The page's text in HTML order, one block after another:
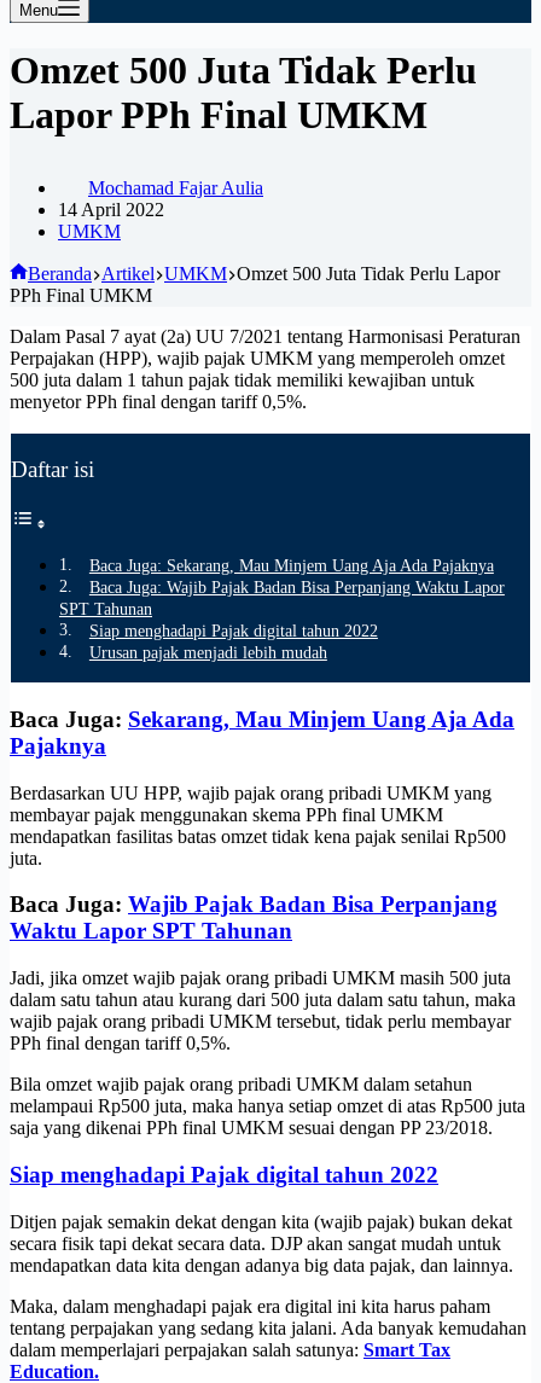
Menu
Omzet 500 Juta Tidak Perlu
Lapor PPh Final UMKM
Mochamad Fajar Aulia
14 April 2022
UMKM
Beranda Artikel UMKM Omzet 500 Juta Tidak Perlu Lapor
PPh Final UMKM
Dalam Pasal 7 ayat (2a) UU 7/2021 tentang Harmonisasi Peraturan
Perpajakan (HPP), wajib pajak UMKM yang memperoleh omzet
500 juta dalam 1 tahun pajak tidak memiliki kewajiban untuk
menyetor PPh final dengan tariff 0,5%.
Daftar isi
Baca Juga: Sekarang, Mau Minjem Uang Aja Ada Pajaknya
Baca Juga: Wajib Pajak Badan Bisa Perpanjang Waktu Lapor
SPT Tahunan
Siap menghadapi Pajak digital tahun 2022
Urusan pajak menjadi lebih mudah
Baca Juga: Sekarang, Mau Minjem Uang Aja Ada
Pajaknya
Berdasarkan UU HPP, wajib pajak orang pribadi UMKM yang
membayar pajak menggunakan skema PPh final UMKM
mendapatkan fasilitas batas omzet tidak kena pajak senilai Rp500
juta.
Baca Juga: Wajib Pajak Badan Bisa Perpanjang
Waktu Lapor SPT Tahunan
Jadi, jika omzet wajib pajak orang pribadi UMKM masih 500 juta
dalam satu tahun atau kurang dari 500 juta dalam satu tahun, maka
wajib pajak orang pribadi UMKM tersebut, tidak perlu membayar
PPh final dengan tariff 0,5%.
Bila omzet wajib pajak orang pribadi UMKM dalam setahun
melampaui Rp500 juta, maka hanya setiap omzet di atas Rp500 juta
saja yang dikenai PPh final UMKM sesuai dengan PP 23/2018.
Siap menghadapi Pajak digital tahun 2022
Ditjen pajak semakin dekat dengan kita (wajib pajak) bukan dekat
secara fisik tapi dekat secara data. DJP akan sangat mudah untuk
mendapatkan data kita dengan adanya big data pajak, dan lainnya.
Maka, dalam menghadapi pajak era digital ini kita harus paham
tentang perpajakan yang sedang kita jalani. Ada banyak kemudahan
dalam memperlajari perpajakan salah satunya: Smart Tax
Education.